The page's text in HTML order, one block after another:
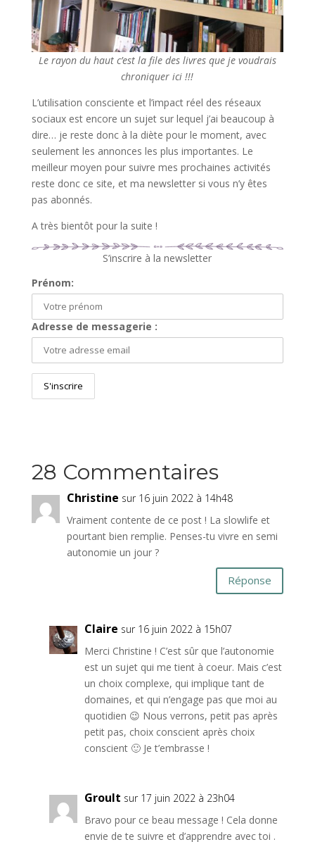
Le rayon du haut c’est la file des livres que je voudrais
chroniquer ici !!!
L’utilisation consciente et l’impact réel des réseaux
sociaux est encore un sujet sur lequel j’ai beaucoup à
dire… je reste donc à la diète pour le moment, avec
seulement les annonces les plus importantes. Le
meilleur moyen pour suivre mes prochaines activités
reste donc ce site, et ma newsletter si vous n’y êtes
pas abonnés.
A très bientôt pour la suite !
S’inscrire à la newsletter
Prénom:
Adresse de messagerie :
28 Commentaires
Christine sur 16 juin 2022 à 14h48
Vraiment contente de ce post ! La slowlife et
pourtant bien remplie. Penses-tu vivre en semi
autonomie un jour ?
Réponse
Claire sur 16 juin 2022 à 15h07
Merci Christine ! C’est sûr que l’autonomie
est un sujet qui me tient à coeur. Mais c’est
un choix complexe, qui implique tant de
domaines, et qui n’engage pas que moi au
quotidien 😉 Nous verrons, petit pas après
petit pas, choix conscient après choix
conscient 🙂 Je t’embrasse !
Groult sur 17 juin 2022 à 23h04
Bravo pour ce beau message ! Cela donne
envie de te suivre et d’apprendre avec toi .